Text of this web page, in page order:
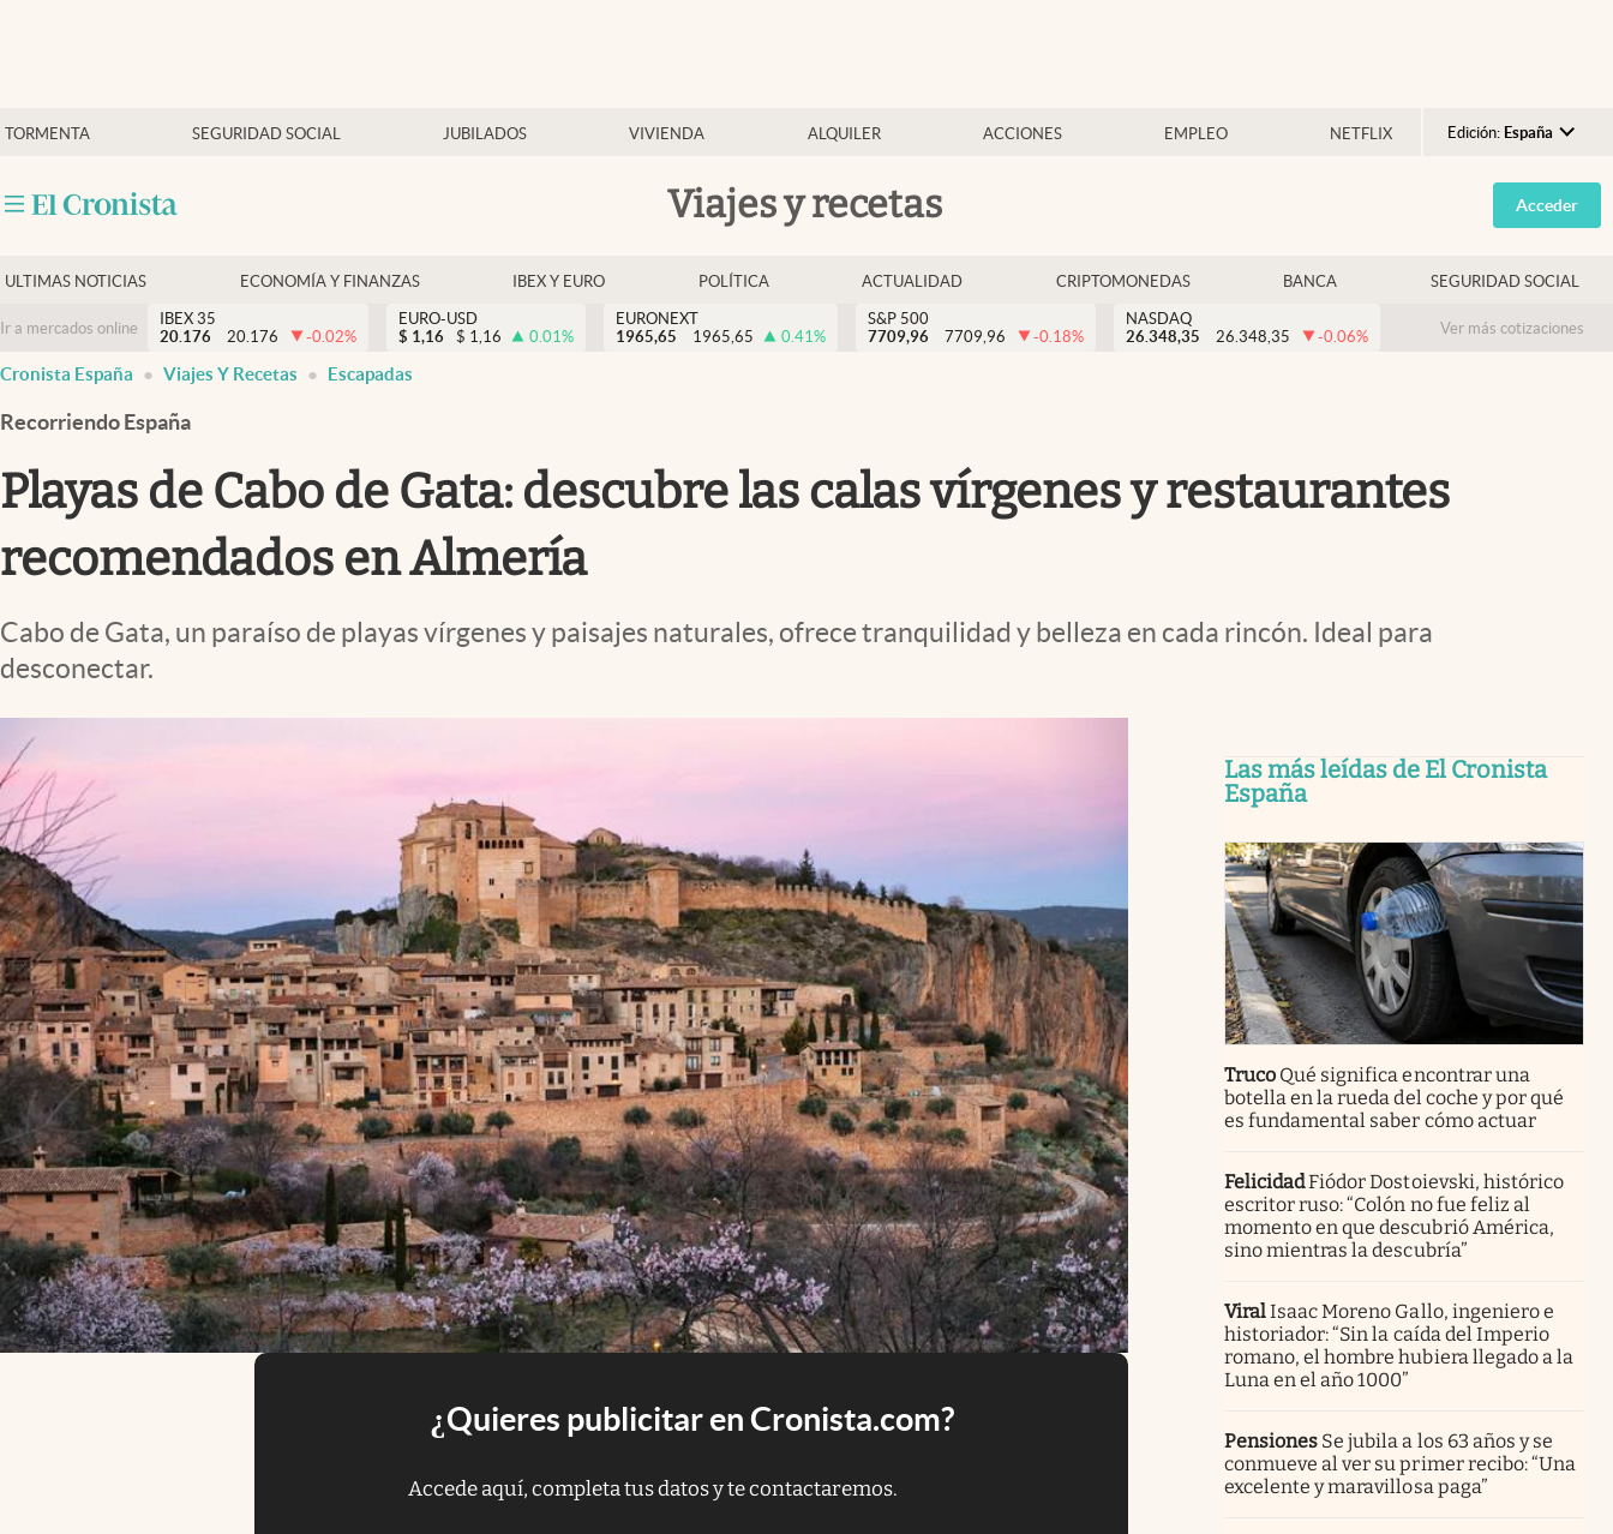
TORMENTA SEGURIDAD SOCIAL JUBILADOS VIVIENDA ALQUILER ACCIONES EMPLEO NETFLIX Edición: España
Argentina
España
USA
Colombia
Viajes y recetas
Economía y finanzas
Criptomonedas
Acceder
ULTIMAS NOTICIAS ECONOMÍA Y FINANZAS IBEX Y EURO POLÍTICA ACTUALIDAD CRIPTOMONEDAS BANCA SEGURIDAD SOCIAL
Ir a mercados online
IBEX 35
20.176
20.176 -0.02%
EURO-USD
$ 1,16 $ 1,16 0.01%
EURONEXT
1965,65
1965,65 0.41%
S&P 500
7709,96
7709,96 -0.18%
NASDAQ
26.348,35
26.348,35 -0.06% Ver más cotizaciones
Cronista España Viajes Y Recetas Escapadas
Recorriendo España
Playas de Cabo de Gata: descubre las calas vírgenes y restaurantes
recomendados en Almería
Cabo de Gata, un paraíso de playas vírgenes y paisajes naturales, ofrece tranquilidad y belleza en cada rincón. Ideal para
desconectar.
¿Quieres publicitar en Cronista.com?
Accede aquí, completa tus datos y te contactaremos.
Las más leídas de El Cronista
España
Truco Qué significa encontrar una
botella en la rueda del coche y por qué
es fundamental saber cómo actuar
FelicidadFiódor Dostoievski, histórico
escritor ruso: “Colón no fue feliz al
momento en que descubrió América,
sino mientras la descubría”
ViralIsaac Moreno Gallo, ingeniero e
historiador: “Sin la caída del Imperio
romano, el hombre hubiera llegado a la
Luna en el año 1000”
Pensiones Se jubila a los 63 años y se
conmueve al ver su primer recibo: “Una
excelente y maravillosa paga”